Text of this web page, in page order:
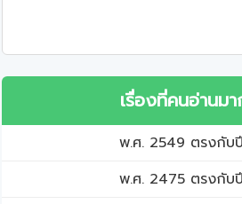
เรื่องที่คนอ่านม
พ.ศ. 2549 ตรงกับ
พ.ศ. 2475 ตรงกับ